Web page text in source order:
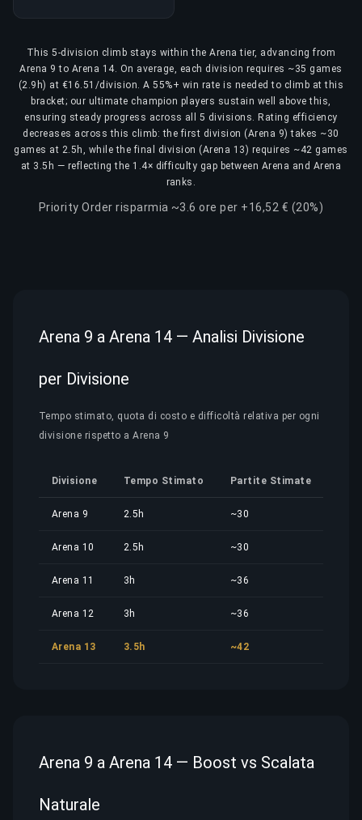
This 5-division climb stays within the Arena tier, advancing from
Arena 9 to Arena 14. On average, each division requires ~35 games
(2.9h) at €16.51/division. A 55%+ win rate is needed to climb at this
bracket; our ultimate champion players sustain well above this,
ensuring steady progress across all 5 divisions. Rating efficiency
decreases across this climb: the first division (Arena 9) takes ~30
games at 2.5h, while the final division (Arena 13) requires ~42 games
at 3.5h — reflecting the 1.4× difficulty gap between Arena and Arena
ranks.
Priority Order risparmia ~3.6 ore per +16,52 € (20%)
Arena 9 a Arena 14 — Analisi Divisione
per Divisione
Tempo stimato, quota di costo e difficoltà relativa per ogni
divisione rispetto a Arena 9
Divisione Tempo Stimato Partite Stimate
Arena 9 2.5h ~30
Arena 10 2.5h ~30
Arena 11 3h ~36
Arena 12 3h ~36
Arena 13 3.5h ~42
Arena 9 a Arena 14 — Boost vs Scalata
Naturale